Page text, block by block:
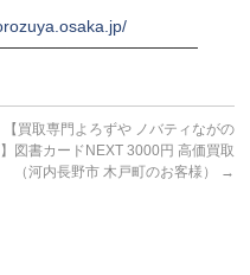
【買取専門よろずや ノバティながの
図書カードNEXT 3000円 高価買取
（河内長野市 木戸町のお客様）
→